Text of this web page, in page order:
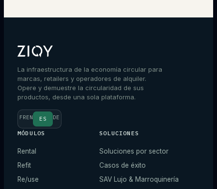
La infraestructura de la economía circular para
marcas, retailers y operadores de alquiler.
Opere y demuestre la circularidad de sus
productos, desde una sola plataforma.
FREN ES DE
MÓDULOS
Rental
Refit
Re/use
SOLUCIONES
Soluciones por sector
Casos de éxito
SAV Lujo & Marroquinería